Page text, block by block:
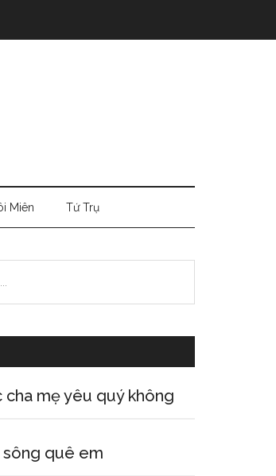
Miên Tứ Trụ
cha mẹ yêu quý không
sông quê em